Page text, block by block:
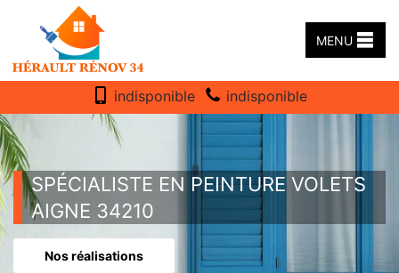
MENU
indisponible indisponible
SPÉCIALISTE EN PEINTURE VOLETS
AIGNE 34210
Nos réalisations